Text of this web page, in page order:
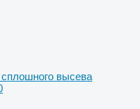
высева